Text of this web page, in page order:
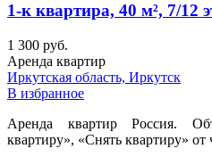
1-к квартира, 40 м², 7/12
1 300 руб.
Аренда квартир
Иркутская область, Иркутск
В избранное
Аренда квартир Россия.
квартиру», «Снять квартиру» от